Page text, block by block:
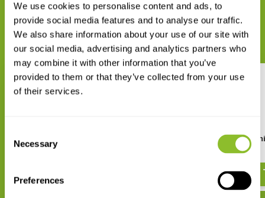
We use cookies to personalise content and ads, to
provide social media features and to analyse our traffic.
We also share information about your use of our site with
our social media, advertising and analytics partners who
may combine it with other information that you’ve
provided to them or that they’ve collected from your use
of their services.
Selection
Necessary
Preferences
GERELATEERDE PRODUCTEN
Maak uw bestelling compleet
Women, Art, and
€ 151,58